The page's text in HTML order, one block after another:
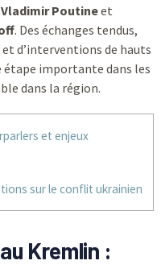
Vladimir Poutineet
. Des échanges tendus,
d’interventions de hauts
étape importante dans les
dans la région.
et enjeux
sur le conflit ukrainien
Kremlin :